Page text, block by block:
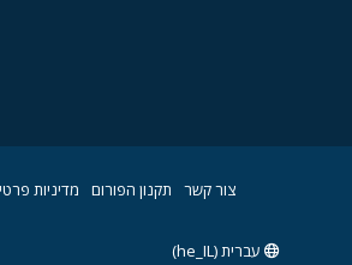
צור קשר תקנון הפורום מדיניות
עברית (he_IL)